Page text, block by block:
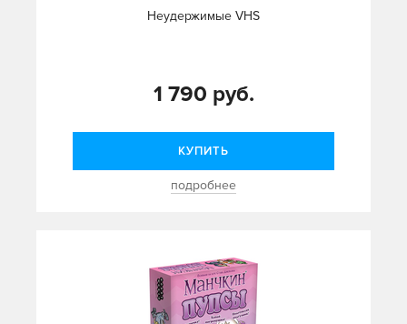
Неудержимые VHS
1 790 руб.
КУПИТЬ
подробнее